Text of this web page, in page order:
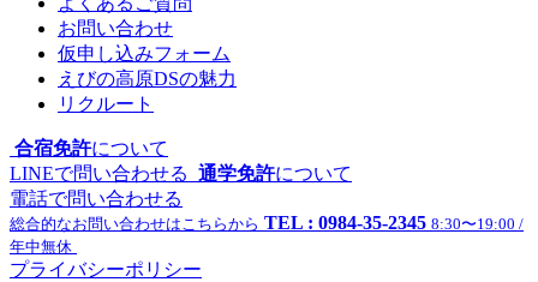
お問い合わせ
仮申し込みフォーム
えびの高原DSの魅力
リクルート
合宿免許について
LINEで問い合わせる 通学免許について
電話で問い合わせる
総合的なお問い合わせはこちらから TEL : 0984-35-2345 8:30〜19:00 /
年中無休
プライバシーポリシー